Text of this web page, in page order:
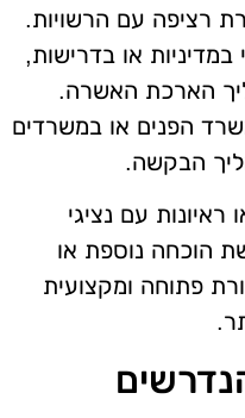
רציפה עם הרשויות.
במדיניות או בדרישות,
הארכת האשרה.
הפנים או במשרדים
הבקשה.
עם נציגי
הוכחה נוספת או
פתוחה ומקצועית